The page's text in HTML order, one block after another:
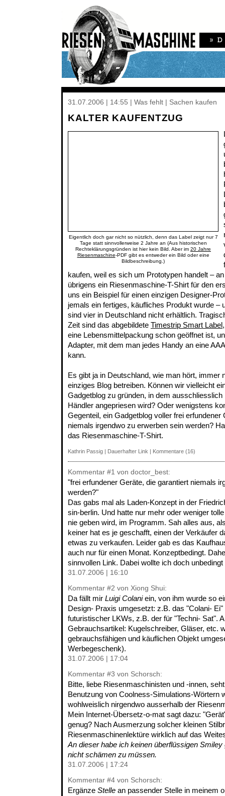
31.07.2006 | 14:55 | Was fehlt | Sachen kaufen
KALTER KAUFENTZUG
Eigentlich doch gar nicht so nützlich, denn das Label zeigt nur 7
Tage statt sinnvollerweise 2 Jahre an (Aus historischen
Rechteklärungsgründen ist hier kein Bild. Aber im 20 Jahre
Riesenmaschine-PDF gibt es entweder ein Bild oder eine
Bildbeschreibung.)
kaufen, weil es sich um Prototypen handelt –
übrigens ein Riesenmaschine-T-Shirt für den
uns ein Beispiel für einen einzigen Designer-
jemals ein fertiges, käufliches Produkt wurde –
sind vier in Deutschland nicht erhältlich.
Zeit sind das abgebildete Timestrip Smart Label
eine Lebensmittelpackung schon geöffnet ist,
Adapter, mit dem man jedes Handy an eine
kann.
Es gibt ja in Deutschland, wie man hört, immer
einziges Blog betreiben. Können wir vielleicht
Gadgetblog zu gründen, in dem
Händler angepriesen wird? Oder wenigstens
Gegenteil, ein Gadgetblog voller frei erfundener
niemals irgendwo zu erwerben sein werden?
das Riesenmaschine-T-Shirt.
Kathrin Passig | Dauerhafter Link | Kommentare (16)
Kommentar #1 von doctor_best:
"frei erfundener Geräte, die garantiert niemals
werden?"
Das gabs mal als Laden-Konzept in der
sin-berlin. Und hatte nur mehr oder weniger
nie geben wird, im Programm. Sah alles aus,
keiner hat es je geschafft, einen der Verkäufer
etwas zu verkaufen. Leider gab es das
auch nur für einen Monat. Konzeptbedingt.
sinnvollen Link. Dabei wollte ich doch
31.07.2006 | 16:10
Kommentar #2 von Xiong Shui:
Da fällt mir Luigi Colaniein, von ihm wurde so
Design- Praxis umgesetzt: z.B. das "Colani-
futuristischer LKWs, z.B. der für "Techni- Sat".
Gebrauchsartikel: Kugelschreiber, Gläser, etc.
gebrauchsfähigen und käuflichen Objekt
Werbegeschenk).
31.07.2006 | 17:04
Kommentar #3 von Schorsch:
Bitte, liebe Riesenmaschinisten und -innen,
Benutzung von Coolness-Simulations-Wörtern
wohlweislich nirgendwo ausserhalb der
Mein Internet-Übersetz-o-mat sagt dazu:
genug? Nach Ausmerzung solcher kleinen
Riesenmaschinenlektüre wirklich auf das
An dieser habe ich keinen überflüssigen
nicht schämen zu müssen.
31.07.2006 | 17:24
Kommentar #4 von Schorsch:
Ergänze Stelle an passender Stelle in meinem